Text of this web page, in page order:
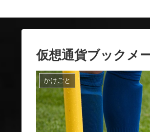
仮想通貨ブックメ
かけごと